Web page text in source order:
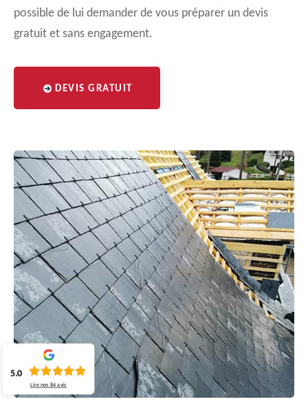
possible de lui demander de vous préparer un devis
gratuit et sans engagement.
DEVIS GRATUIT
5.0
Lire nos84 avis